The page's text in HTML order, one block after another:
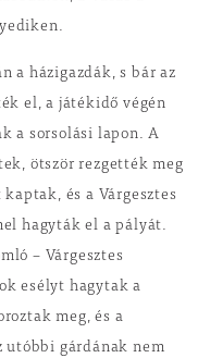
a házigazdák, s bár az
el, a játékidő végén
a sorsolási lapon. A
ötször rezgették meg
és a Várgesztes
hagyták el a pályát.
– Várgesztes
esélyt hagytak a
meg, és a
gárdának nem